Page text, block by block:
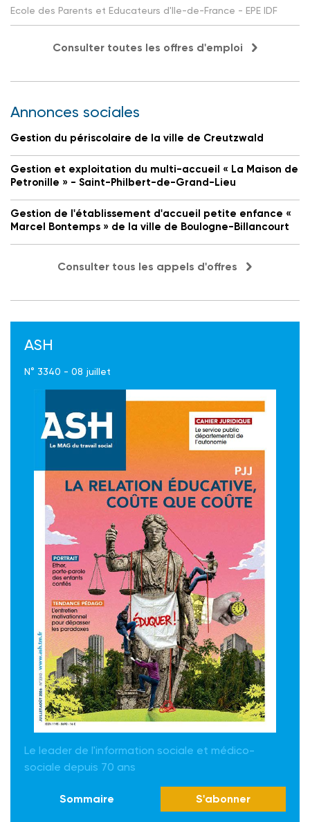
Ecole des Parents et Educateurs d'Ile-de-France - EPE IDF
Consulter toutes les offres d'emploi
Annonces sociales
Gestion du périscolaire de la ville de Creutzwald
Gestion et exploitation du multi-accueil « La Maison de
Petronille » - Saint-Philbert-de-Grand-Lieu
Gestion de l'établissement d'accueil petite enfance «
Marcel Bontemps » de la ville de Boulogne-Billancourt
Consulter tous les appels d'offres
ASH
N° 3340 - 08 juillet
Le leader de l'information sociale et médico-
sociale depuis 70 ans
Sommaire S'abonner